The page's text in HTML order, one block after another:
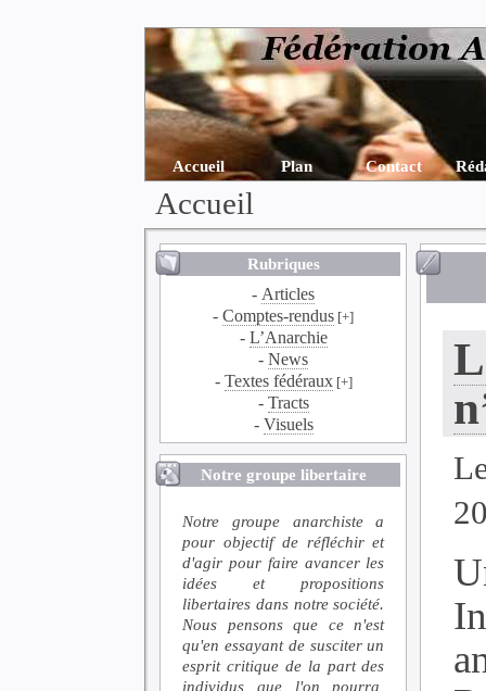
Accueil Plan Contact
Accueil
Rubriques
- Articles
-Comptes-rendus [+]
- L’Anarchie
-News
- Textes fédéraux[+]
- Tracts
- Visuels
Notre groupe libertaire
Notre groupe anarchiste a
pour objectif de réfléchir et
d'agir pour faire avancer les
idées et propositions
libertaires dans notre société.
Nous pensons que ce n'est
qu'en essayant de susciter un
esprit critique de la part des
individus que l'on pourra,